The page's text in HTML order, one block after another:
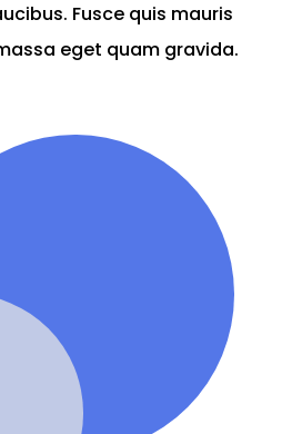
Fusce quis mauris
eget quam gravida.